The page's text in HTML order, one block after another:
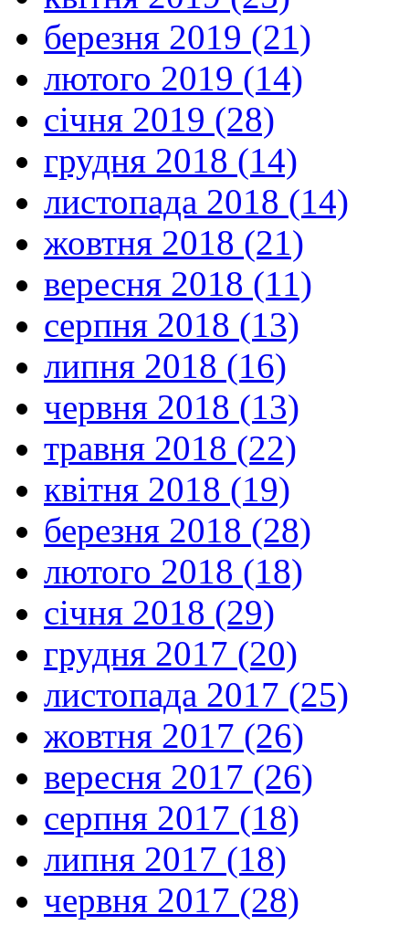
березня 2019 (21)
лютого 2019 (14)
січня 2019 (28)
грудня 2018 (14)
листопада 2018 (14)
жовтня 2018 (21)
вересня 2018 (11)
серпня 2018 (13)
липня 2018 (16)
червня 2018 (13)
травня 2018 (22)
квітня 2018 (19)
березня 2018 (28)
лютого 2018 (18)
січня 2018 (29)
грудня 2017 (20)
листопада 2017 (25)
жовтня 2017 (26)
вересня 2017 (26)
серпня 2017 (18)
липня 2017 (18)
червня 2017 (28)